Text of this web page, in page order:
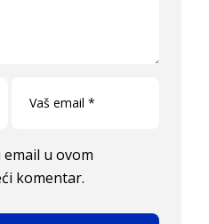
u ovom
komentar.